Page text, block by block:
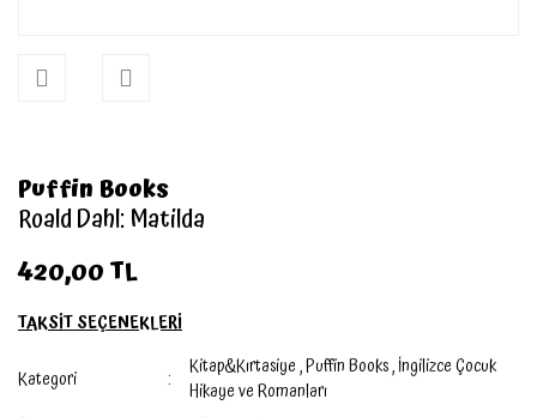
Puffin Books
Roald Dahl: Matilda
420,00 TL
TAKSİT SEÇENEKLERİ
Kategori Kitap&Kırtasiye,Puffin Books,İngilizce Çocuk
Hikaye ve Romanları